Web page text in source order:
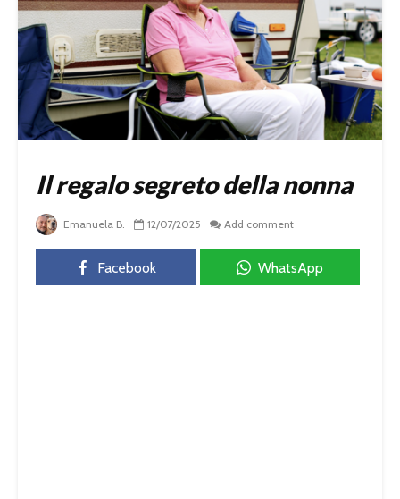
Il regalo segreto della nonna
Emanuela B. 12/07/2025 Add comment
Facebook WhatsApp